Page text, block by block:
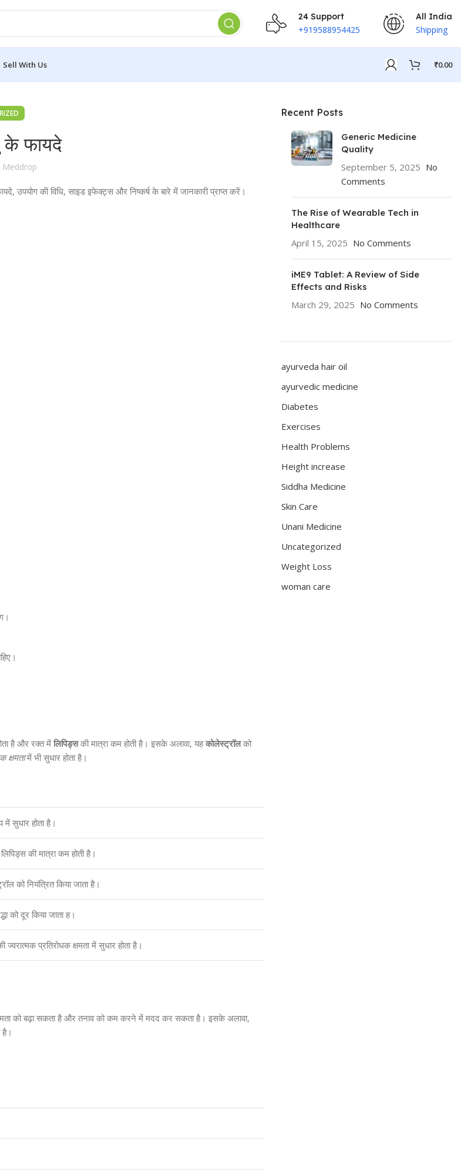
24 Support
+919588954425
All India
Shipping
Sell With Us ₹0.00
के फायदे
Meddrop
उपयोग की विधि, साइड इफेक्ट्स और निष्कर्ष के बारे में जानकारी प्राप्त करें।
है और रक्त में लिपिड्सकी मात्रा कम होती है। इसके अलावा, यहकोलेस्ट्रॉलको
क्षमतामें भी सुधार होता है।
सुधार होता है।
की मात्रा कम होती है।
को नियंत्रित किया जाता है।
को दूर किया जाता ह।
ज्वरात्मक प्रतिरोधक क्षमता में सुधार होता है।
को बढ़ा सकता है और तनाव को कम करने में मदद कर सकता है। इसके अलावा,
Recent Posts
Generic Medicine
Quality
September 5, 2025 No
Comments
The Rise of Wearable Tech in
Healthcare
April 15, 2025 No Comments
iME9 Tablet: A Review of Side
Effects and Risks
March 29, 2025 No Comments
ayurveda hair oil
ayurvedic medicine
Diabetes
Exercises
Health Problems
Height increase
Siddha Medicine
Skin Care
Unani Medicine
Uncategorized
Weight Loss
woman care